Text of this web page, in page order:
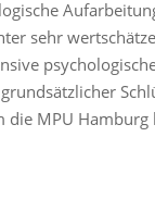
sehr
die MPU Hamburg